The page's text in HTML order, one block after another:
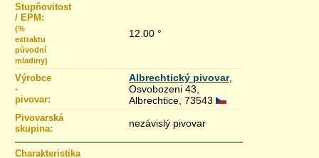
Stupňovitost
/ EPM:
(%
extraktu
původní
mladiny)
12.00 °
Výrobce
-
pivovar:
Albrechtický pivovar,
Osvobozeni 43,
Albrechtice, 73543
Pivovarská
skupina:
nezávislý pivovar
Charakteristika